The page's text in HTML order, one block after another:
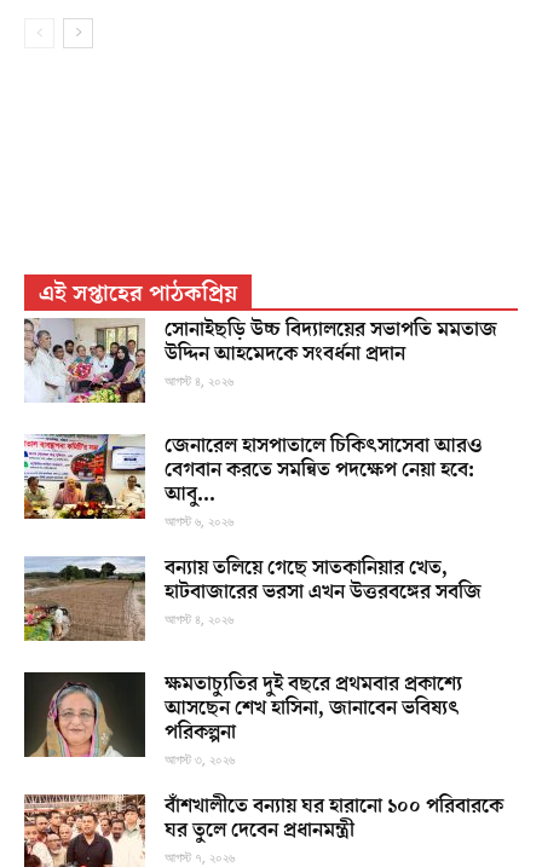
এই সপ্তাহের পাঠকপ্রিয়
সোনাইছড়ি উচ্চ বিদ্যালয়ের সভাপতি মমতাজ
উদ্দিন আহমেদকে সংবর্ধনা প্রদান
আগস্ট ৪, ২০২৬
জেনারেল হাসপাতালে চিকিৎসাসেবা আরও
বেগবান করতে সমন্বিত পদক্ষেপ নেয়া হবে:
আবু...
আগস্ট ৬, ২০২৬
বন্যায় তলিয়ে গেছে সাতকানিয়ার খেত,
হাটবাজারের ভরসা এখন উত্তরবঙ্গের সবজি
আগস্ট ৪, ২০২৬
ক্ষমতাচ্যুতির দুই বছরে প্রথমবার প্রকাশ্যে
আসছেন শেখ হাসিনা, জানাবেন ভবিষ্যৎ
পরিকল্পনা
আগস্ট ৩, ২০২৬
বাঁশখালীতে বন্যায় ঘর হারানো ১০০ পরিবারকে
ঘর তুলে দেবেন প্রধানমন্ত্রী
আগস্ট ৭, ২০২৬